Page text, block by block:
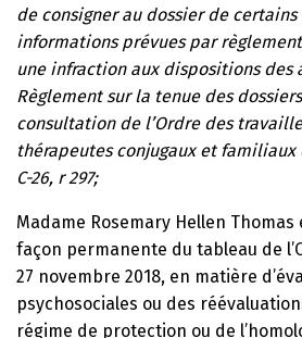
de consigner au dossier de
informations prévues par
une infraction aux dispositions des
Règlement sur la tenue des
consultation de l’Ordre des
thérapeutes conjugaux et familiaux
C-26, r 297;
Madame Rosemary Hellen
façon permanente du tableau de
27 novembre 2018, en matière
psychosociales ou des
régime de protection ou de